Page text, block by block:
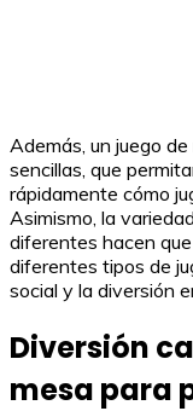
Además, un juego
sencillas, que
rápidamente cómo
Asimismo, la
diferentes hacen
diferentes tipos de
social y la diversión
Diversión
mesa para